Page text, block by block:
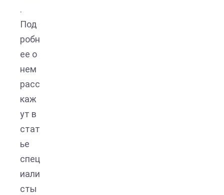
.
Под
робн
ее о
нем
расс
каж
ут в
стат
ье
спец
иали
сты